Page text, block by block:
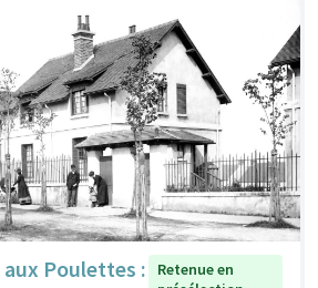
aux Poulettes :
Retenue en